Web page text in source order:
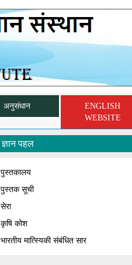
अनुसंधान
ENGLISH
WEBSITE
ज्ञान पहल
पुस्तकालय
पुस्तक सूची
सेरा
कृषि कोश
भारतीय मात्स्यिकी संबंधित सार